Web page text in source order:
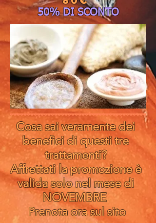
50% DI SCONTO
Cosa sai veramente dei
benefici di questi tre
trattamenti?
Affrettati la promozione è
valida solo nel mese di
NOVEMBRE
​Prenota ora sul sito